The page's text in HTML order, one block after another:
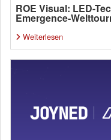
ROE Visual: LED-
Emergence-
Weiterlesen